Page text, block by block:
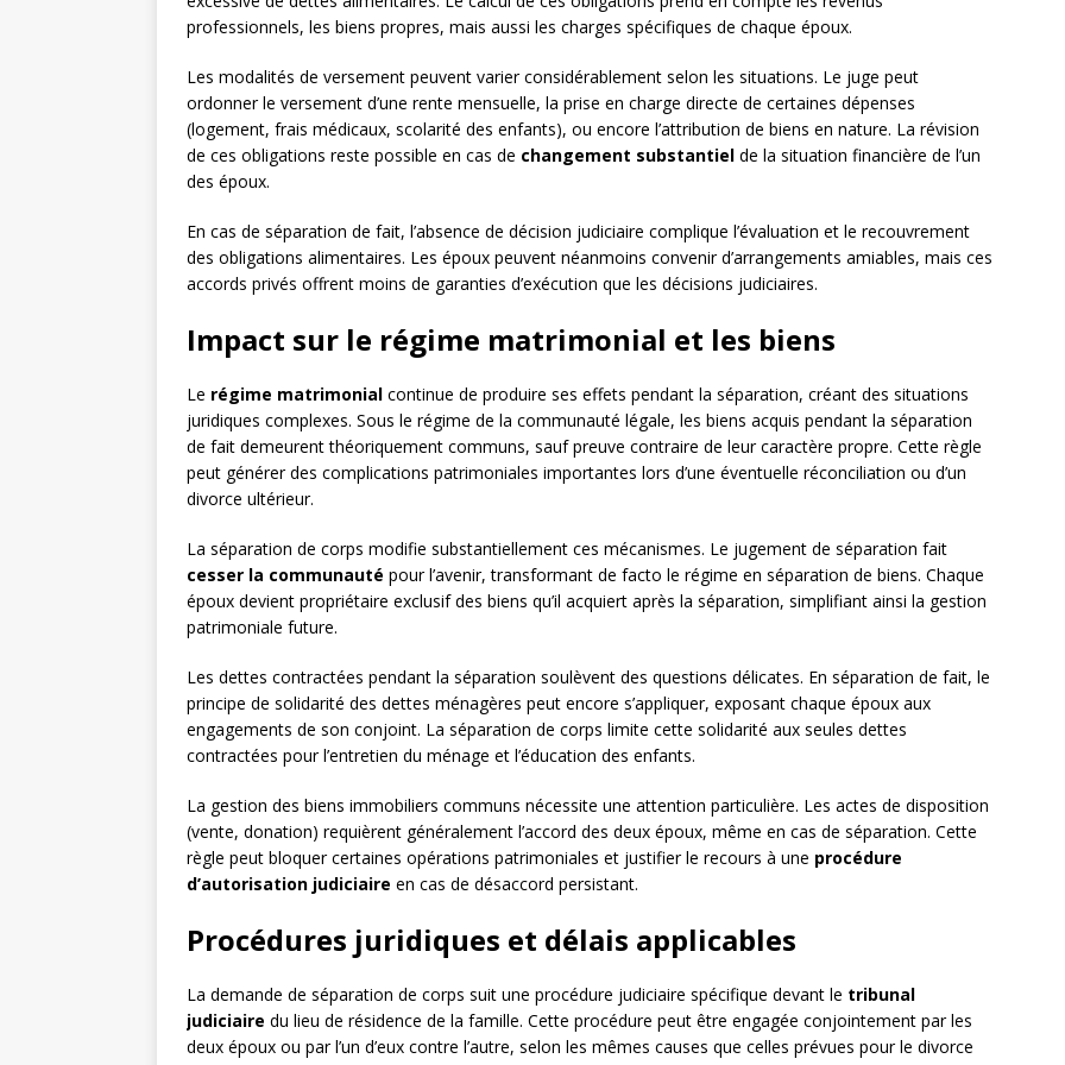
professionnels, les biens propres, mais aussi les charges spécifiques de chaque époux.
Les modalités de versement peuvent varier considérablement selon les situations. Le juge peut
ordonner le versement d’une rente mensuelle, la prise en charge directe de certaines dépenses
(logement, frais médicaux, scolarité des enfants), ou encore l’attribution de biens en nature. La révision
de ces obligations reste possible en cas de changement substantiel de la situation financière de l’un
des époux.
En cas de séparation de fait, l’absence de décision judiciaire complique l’évaluation et le recouvrement
des obligations alimentaires. Les époux peuvent néanmoins convenir d’arrangements amiables, mais ces
accords privés offrent moins de garanties d’exécution que les décisions judiciaires.
Impact sur le régime matrimonial et les biens
Le régime matrimonial continue de produire ses effets pendant la séparation, créant des situations
juridiques complexes. Sous le régime de la communauté légale, les biens acquis pendant la séparation
de fait demeurent théoriquement communs, sauf preuve contraire de leur caractère propre. Cette règle
peut générer des complications patrimoniales importantes lors d’une éventuelle réconciliation ou d’un
divorce ultérieur.
La séparation de corps modifie substantiellement ces mécanismes. Le jugement de séparation fait
cesser la communauté pour l’avenir, transformant de facto le régime en séparation de biens. Chaque
époux devient propriétaire exclusif des biens qu’il acquiert après la séparation, simplifiant ainsi la gestion
patrimoniale future.
Les dettes contractées pendant la séparation soulèvent des questions délicates. En séparation de fait, le
principe de solidarité des dettes ménagères peut encore s’appliquer, exposant chaque époux aux
engagements de son conjoint. La séparation de corps limite cette solidarité aux seules dettes
contractées pour l’entretien du ménage et l’éducation des enfants.
La gestion des biens immobiliers communs nécessite une attention particulière. Les actes de disposition
(vente, donation) requièrent généralement l’accord des deux époux, même en cas de séparation. Cette
règle peut bloquer certaines opérations patrimoniales et justifier le recours à une procédure
d’autorisation judiciaire en cas de désaccord persistant.
Procédures juridiques et délais applicables
La demande de séparation de corps suit une procédure judiciaire spécifique devant le tribunal
judiciaire du lieu de résidence de la famille. Cette procédure peut être engagée conjointement par les
deux époux ou par l’un d’eux contre l’autre, selon les mêmes causes que celles prévues pour le divorce